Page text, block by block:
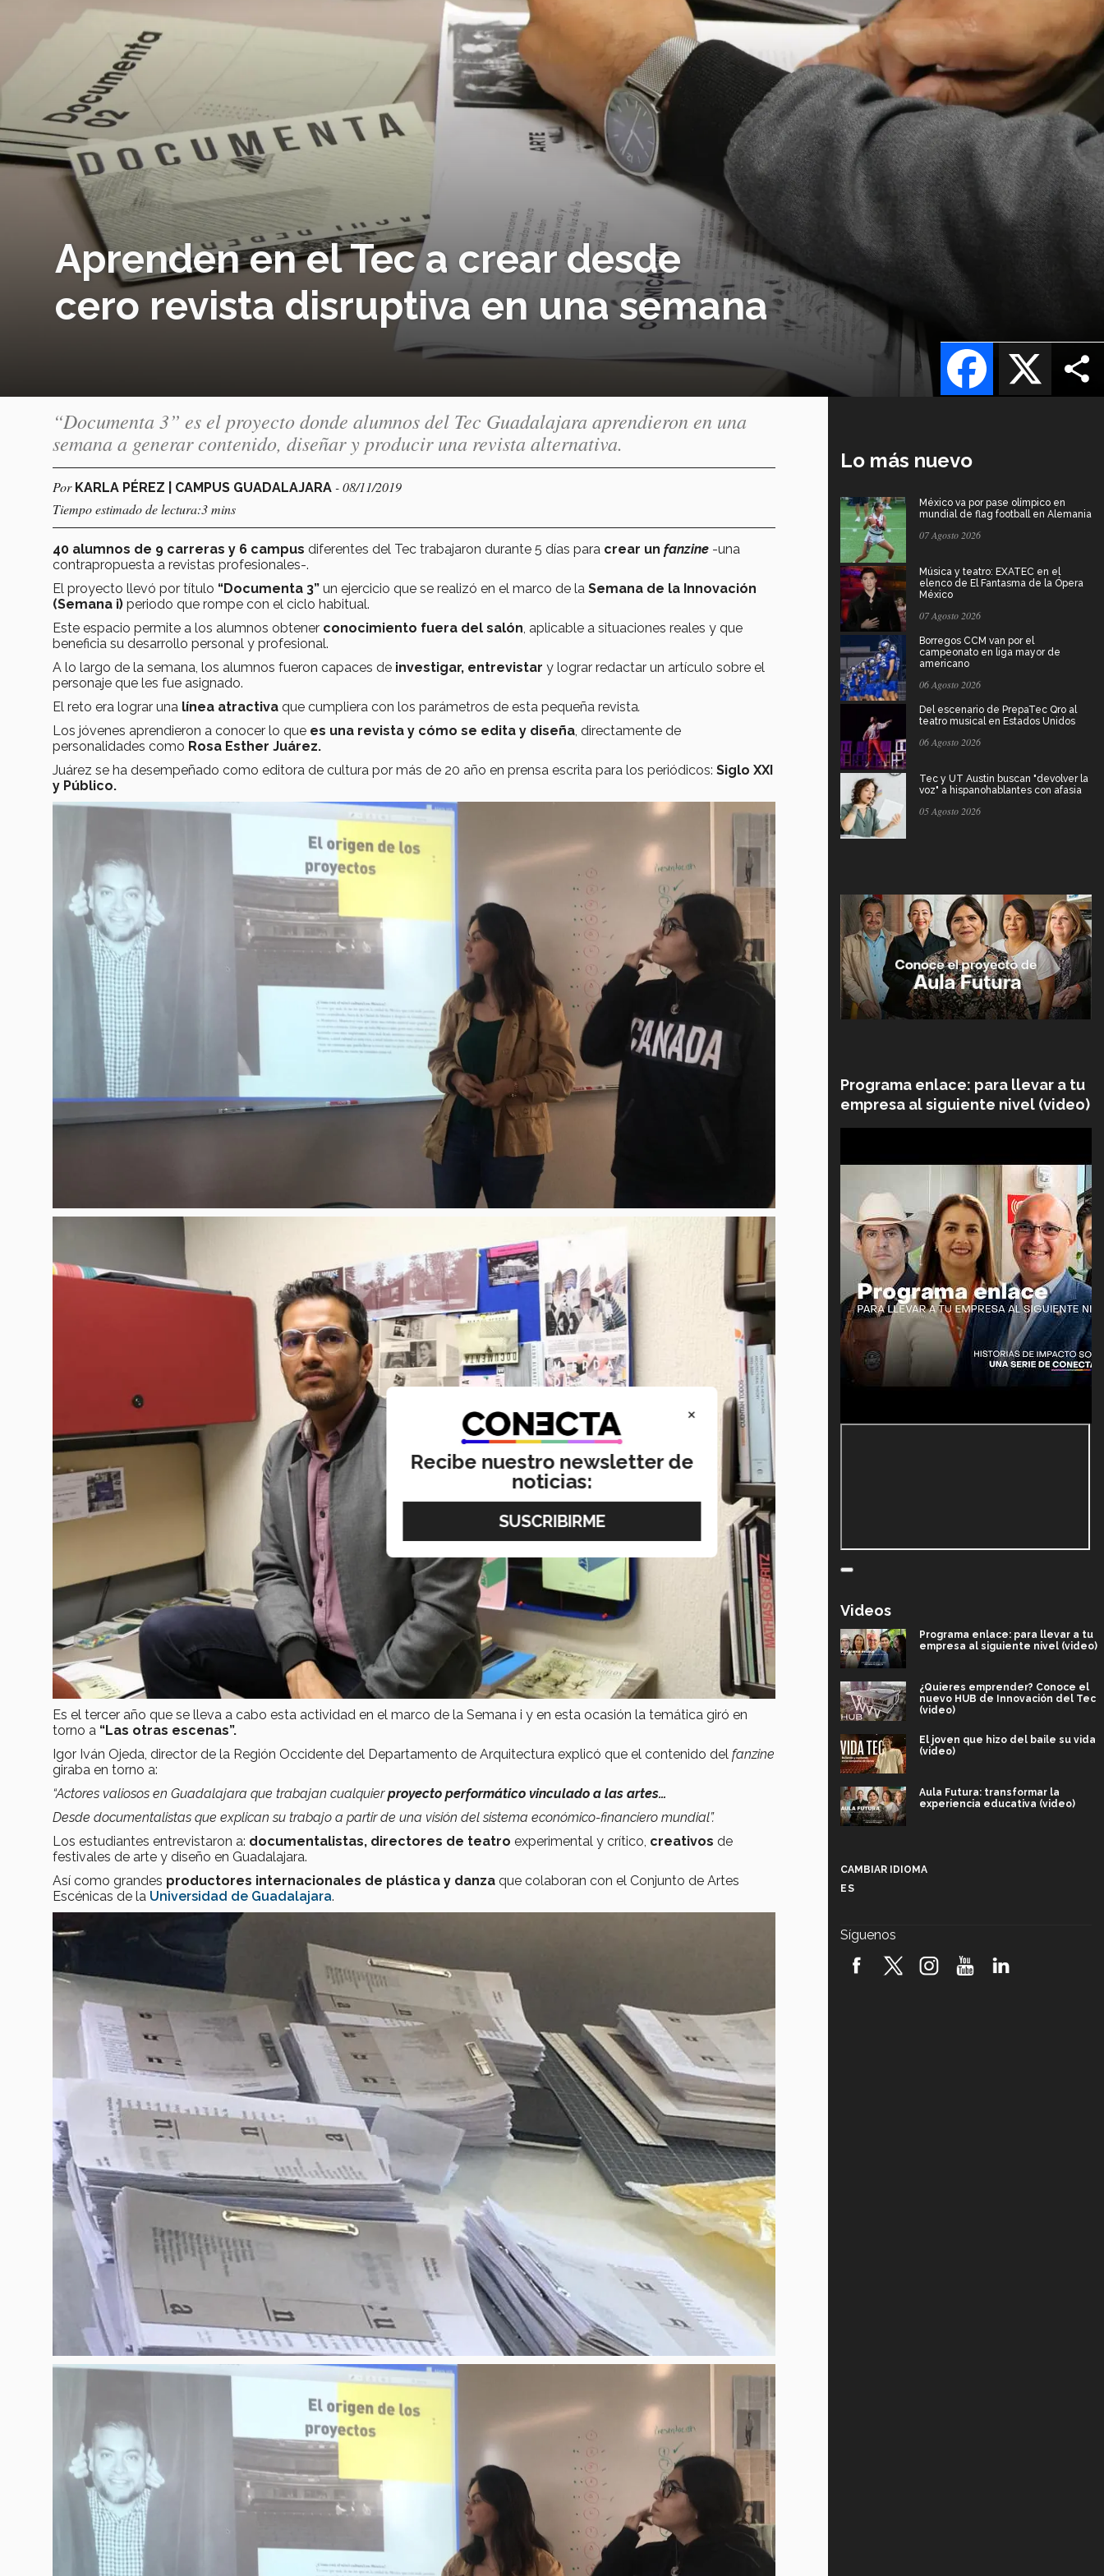
Aprenden en el Tec a crear desde
cero revista disruptiva en una semana
X
Facebook
“Documenta 3” es el proyecto donde alumnos del Tec Guadalajara aprendieron en una
semana a generar contenido, diseñar y producir una revista alternativa.
Por KARLA PÉREZ | CAMPUS GUADALAJARA - 08/11/2019
Tiempo estimado de lectura:3 mins
40 alumnos de 9 carreras y 6 campus diferentes del Tec trabajaron durante 5 días para crear un fanzine -una
contrapropuesta a revistas profesionales-.
El proyecto llevó por título “Documenta 3” un ejercicio que se realizó en el marco de la Semana de la Innovación
(Semana i) periodo que rompe con el ciclo habitual.
Este espacio permite a los alumnos obtener conocimiento fuera del salón , aplicable a situaciones reales y que
beneficia su desarrollo personal y profesional.
A lo largo de la semana, los alumnos fueron capaces de investigar, entrevistar y lograr redactar un artículo sobre el
personaje que les fue asignado.
El reto era lograr una línea atractiva que cumpliera con los parámetros de esta pequeña revista.
Los jóvenes aprendieron a conocer lo que es una revista y cómo se edita y diseña , directamente de
personalidades como Rosa Esther Juárez.
Juárez se ha desempeñado como editora de cultura por más de 20 año en prensa escrita para los periódicos: Siglo XXI
y Público.
Es el tercer año que se lleva a cabo esta actividad en el marco de la Semana i y en esta ocasión la temática giró en
torno a “Las otras escenas”.
Igor Iván Ojeda, director de la Región Occidente del Departamento de Arquitectura explicó que el contenido del fanzine
giraba en torno a:
“Actores valiosos en Guadalajara que trabajan cualquierproyecto performático vinculado a las artes…
Desde documentalistas que explican su trabajo a partir de una visión del sistema económico-financiero mundial”.
Los estudiantes entrevistaron a: documentalistas, directores de teatro experimental y crítico, creativos de
festivales de arte y diseño en Guadalajara.
Así como grandes productores internacionales de plástica y danza que colaboran con el Conjunto de Artes
Escénicas de la Universidad de Guadalajara.
Lo más nuevo
México va por pase olímpico en
mundial de flag football en Alemania
07 Agosto 2026
Música y teatro: EXATEC en el
elenco de El Fantasma de la Ópera
México
07 Agosto 2026
Borregos CCM van por el
campeonato en liga mayor de
americano
06 Agosto 2026
Del escenario de PrepaTec Qro al
teatro musical en Estados Unidos
06 Agosto 2026
Tec y UT Austin buscan "devolver la
voz" a hispanohablantes con afasia
05 Agosto 2026
Programa enlace: para llevar a tu
empresa al siguiente nivel (video)
Videos
Programa enlace: para llevar a tu
empresa al siguiente nivel (video)
¿Quieres emprender? Conoce el
nuevo HUB de Innovación del Tec
(video)
El joven que hizo del baile su vida
(video)
Aula Futura: transformar la
experiencia educativa (video)
robótica FIRST 2026! (video)
CAMBIAR IDIOMA
ES
Síguenos
×
Recibe nuestro newsletter de
noticias: